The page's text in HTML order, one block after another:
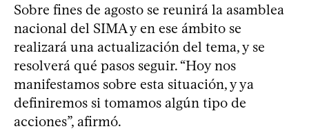
Sobre fines de agosto se reunirá la asamblea
nacional del SIMA y en ese ámbito se
realizará una actualización del tema, y se
resolverá qué pasos seguir. “Hoy nos
manifestamos sobre esta situación, y ya
definiremos si tomamos algún tipo de
acciones”, afirmó.